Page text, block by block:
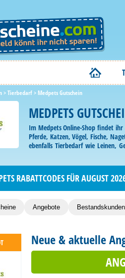
>Tierbedarf>Medpets Gutschein
MEDPETS
Im Medpets Online-Shop findet
Pferde, Katzen, Vögel, Fische,
ebenfalls Tierbedarf wie Leinen,
RABATTCODES FÜR AUGUST
Angebote Bestandskunden
Neue & aktuelle